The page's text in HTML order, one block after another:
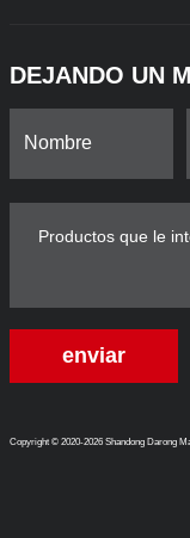
DEJANDO UN
enviar
Copyright © 2020-2026 Shandong Darong